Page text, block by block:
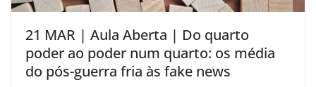
21 MAR | Aula Aberta | Do quarto
poder ao poder num quarto: os média
do pós-guerra fria às fake news